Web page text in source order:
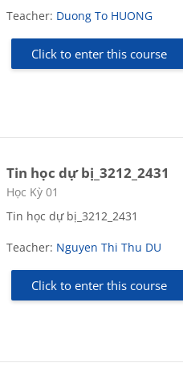
Teacher: Duong To HUONG
Click to enter this course
Tin học dự bị_3212_2431
Course category
Học Kỳ 01
Tin học dự bị_3212_2431
Teacher: Nguyen Thi Thu DU
Click to enter this course